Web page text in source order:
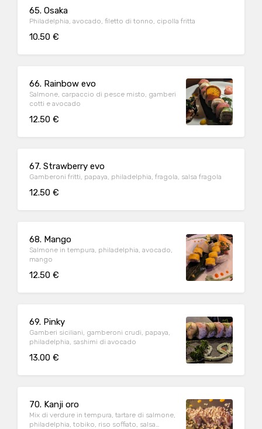
65. Osaka
Philadelphia, avocado, filetto di tonno, cipolla fritta
10.50 €
66. Rainbow evo
Salmone, carpaccio di pesce misto, gamberi
cotti e avocado
12.50 €
67. Strawberry evo
Gamberoni fritti, papaya, philadelphia, fragola, salsa fragola
12.50 €
68. Mango
Salmone in tempura, philadelphia, avocado,
mango
12.50 €
69. Pinky
Gamberi siciliani, gamberoni crudi, papaya,
philadelphia, sashimi di avocado
13.00 €
70. Kanji oro
Mix di verdure in tempura, tartare di salmone,
philadelphia, tobiko, riso soffiato, salsa